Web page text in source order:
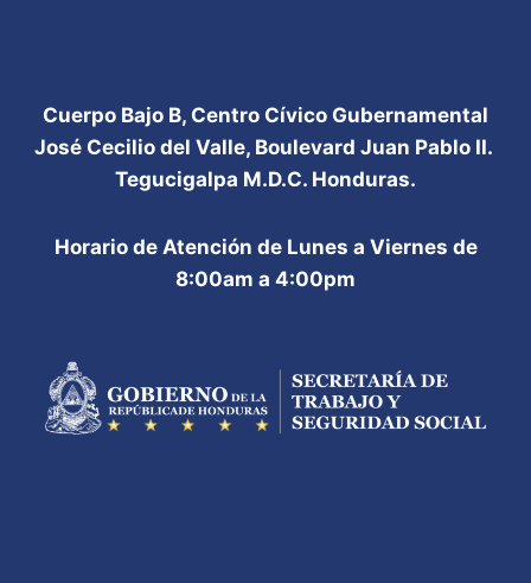
Cuerpo Bajo B, Centro Cívico Gubernamental
José Cecilio del Valle, Boulevard Juan Pablo II.
Tegucigalpa M.D.C. Honduras.
Horario de Atención de Lunes a Viernes de
8:00am a 4:00pm